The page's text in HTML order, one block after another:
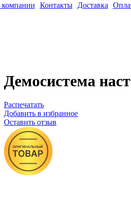
Контакты Доставка
Демосистема
Распечатать
Добавить в избранное
Оставить отзыв